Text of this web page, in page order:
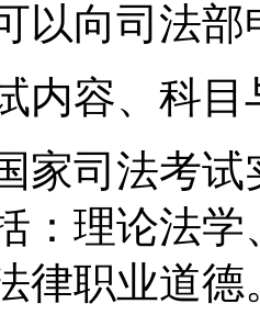
以向司法
容、科目
司法考试
：理论法
律职业道